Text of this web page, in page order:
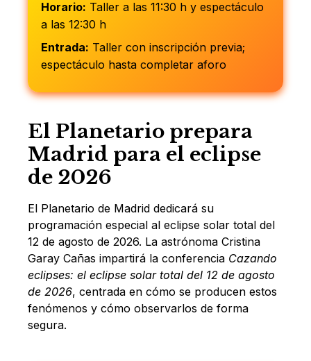
Horario: Taller a las 11:30 h y espectáculo
a las 12:30 h
Entrada: Taller con inscripción previa;
espectáculo hasta completar aforo
El Planetario prepara
Madrid para el eclipse
de 2026
El Planetario de Madrid dedicará su
programación especial al eclipse solar total del
12 de agosto de 2026. La astrónoma Cristina
Garay Cañas impartirá la conferencia Cazando
eclipses: el eclipse solar total del 12 de agosto
de 2026, centrada en cómo se producen estos
fenómenos y cómo observarlos de forma
segura.